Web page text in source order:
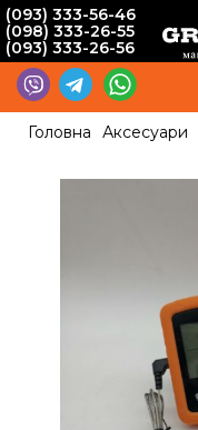
(093) 333-56-46
(098) 333-26-55
(093) 333-26-56
Головна Аксесуари